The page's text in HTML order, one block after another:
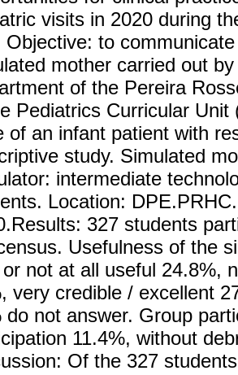
visits in 2020 during
Objective: to
mother carried out
of the Pereira
Pediatrics Curricular
of an infant patient with
study. Simulated
intermediate
Location:
327 students
Usefulness of the
not at all useful 24.8%,
very credible / excellent
do not answer. Group
11.4%, without
Of the 327